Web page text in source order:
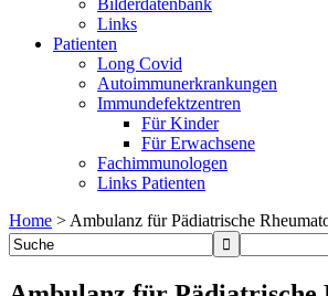
Bilderdatenbank
Links
Patienten
Long Covid
Autoimmunerkrankungen
Immundefektzentren
Für Kinder
Für Erwachsene
Fachimmunologen
Links Patienten
Home > Ambulanz für Pädiatrische